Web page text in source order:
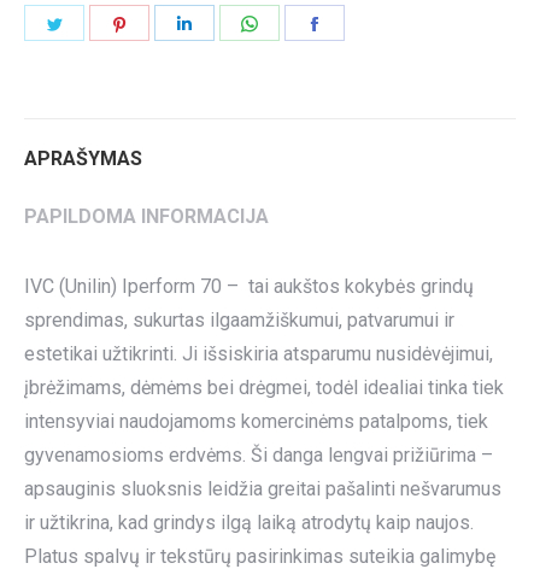
APRAŠYMAS
PAPILDOMA INFORMACIJA
IVC (Unilin) Iperform 70 – tai aukštos kokybės grindų
sprendimas, sukurtas ilgaamžiškumui, patvarumui ir
estetikai užtikrinti. Ji išsiskiria atsparumu nusidėvėjimui,
įbrėžimams, dėmėms bei drėgmei, todėl idealiai tinka tiek
intensyviai naudojamoms komercinėms patalpoms, tiek
gyvenamosioms erdvėms. Ši danga lengvai prižiūrima –
apsauginis sluoksnis leidžia greitai pašalinti nešvarumus
ir užtikrina, kad grindys ilgą laiką atrodytų kaip naujos.
Platus spalvų ir tekstūrų pasirinkimas suteikia galimybę